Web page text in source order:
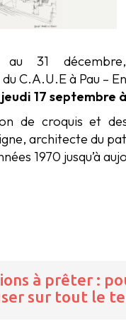
au 31
C.A.U.E à Pau –
17 septembre
de croquis et
architecte du
1970 jusqu’à
à prêter :
sur tout le